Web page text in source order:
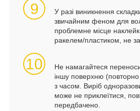
9
У разі виникнення
звичайним феном для
проблемне місце
ракелем/пластиком, не
10
Не намагайтеся
іншу поверхню (повторно
з часом. Виріб
може не приклеїтися,
передбачено.